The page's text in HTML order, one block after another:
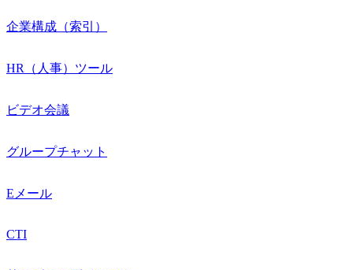
企業構成（索引）
HR（人事）ツール
ビデオ会議
グループチャット
Eメール
CTI